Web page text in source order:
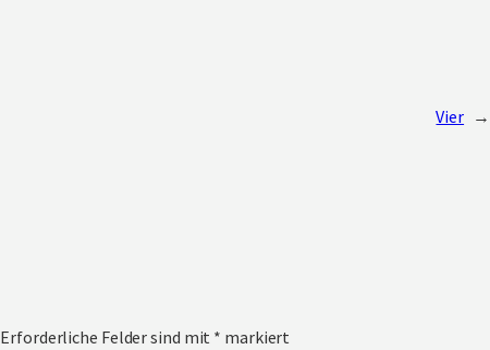
Vier →
Erforderliche Felder sind mit * markiert